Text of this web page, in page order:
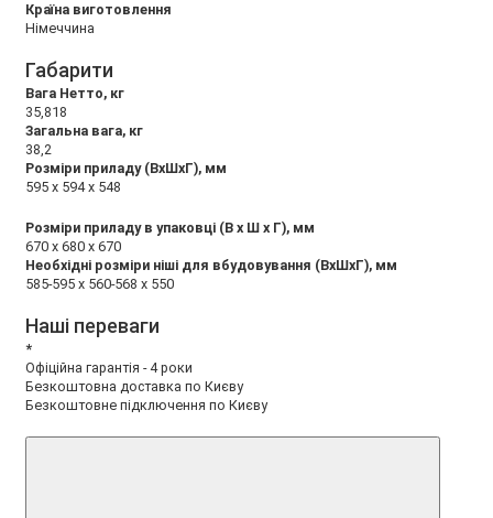
Країна виготовлення
Німеччина
Габарити
Вага Нетто, кг
35,818
Загальна вага, кг
38,2
Розміри приладу (ВхШхГ), мм
595 x 594 x 548
Розміри приладу в упаковці (В х Ш х Г), мм
670 x 680 x 670
Необхідні розміри ніші для вбудовування (ВхШхГ), мм
585-595 x 560-568 x 550
Наші переваги
*
Офіційна гарантія - 4 роки
Безкоштовна доставка по Києву
Безкоштовне підключення по Києву